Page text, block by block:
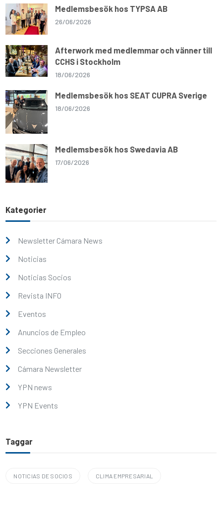
Medlemsbesök hos TYPSA AB
26/06/2026
Afterwork med medlemmar och vänner till
CCHS i Stockholm
18/06/2026
Medlemsbesök hos SEAT CUPRA Sverige
18/06/2026
Medlemsbesök hos Swedavia AB
17/06/2026
Kategorier
Newsletter Cámara News
Noticias
Noticias Socios
Revista INFO
Eventos
Anuncios de Empleo
Secciones Generales
Cámara Newsletter
YPN news
YPN Events
Taggar
NOTICIAS DE SOCIOS CLIMA EMPRESARIAL